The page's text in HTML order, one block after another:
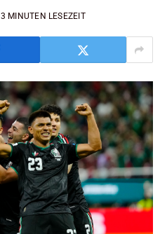
3 MINUTEN LESEZEIT